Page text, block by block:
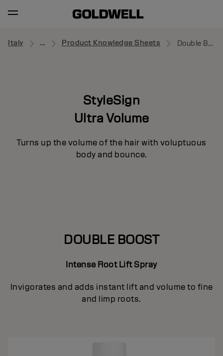
Italy ... Product Knowledge Sheets Double Boost
StyleSign
Ultra Volume
Turns up the volume of the hair with voluptuous
body and bounce.
DOUBLE BOOST
Intense Root Lift Spray
Invigorates and adds instant lift and volume to fine
and limp roots.